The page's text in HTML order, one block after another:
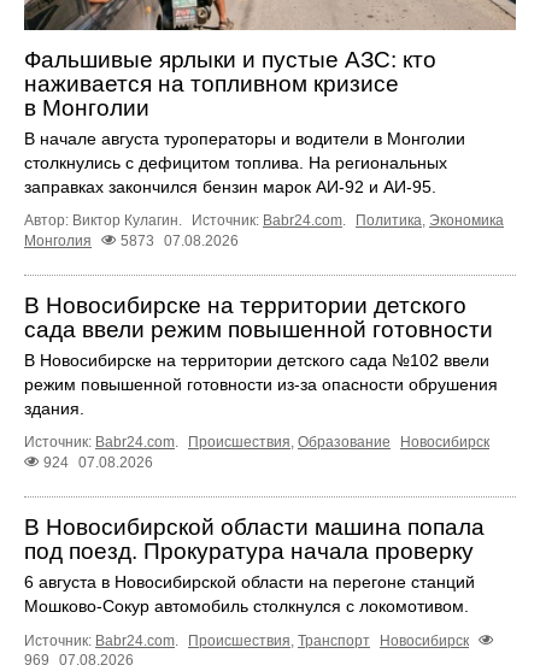
Фальшивые ярлыки и пустые АЗС: кто
наживается на топливном кризисе
в Монголии
В начале августа туроператоры и водители в Монголии
столкнулись с дефицитом топлива. На региональных
заправках закончился бензин марок АИ-92 и АИ-95.
Автор: Виктор Кулагин. Источник: Babr24.com. Политика, Экономика
Монголия
5873 07.08.2026
В Новосибирске на территории детского
сада ввели режим повышенной готовности
В Новосибирске на территории детского сада №102 ввели
режим повышенной готовности из-за опасности обрушения
здания.
Источник: Babr24.com. Происшествия, Образование
Новосибирск
924 07.08.2026
В Новосибирской области машина попала
под поезд. Прокуратура начала проверку
6 августа в Новосибирской области на перегоне станций
Мошково-Сокур автомобиль столкнулся с локомотивом.
Источник: Babr24.com. Происшествия, Транспорт
Новосибирск
969
07.08.2026